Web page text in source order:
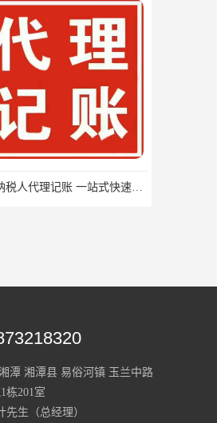
一般纳税人代理记账 一站式快速办理
潭 湘潭县 易俗河镇 玉兰中路
栋201室
先生 （总经理）